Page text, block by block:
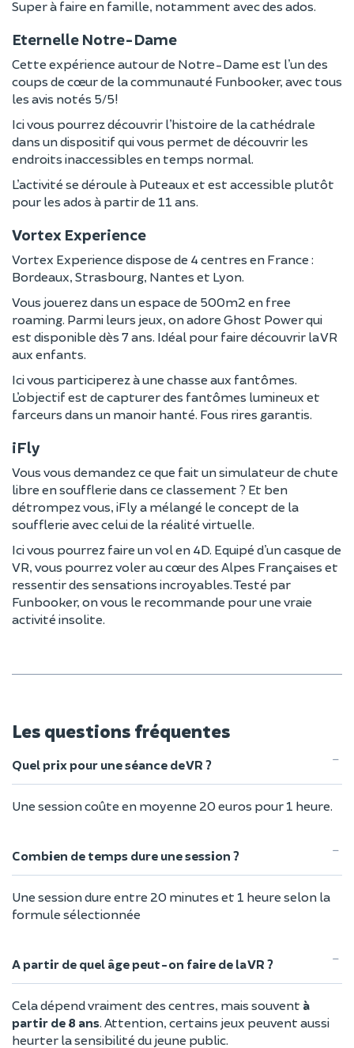
Super à faire en famille, notamment avec des ados.
Eternelle Notre-Dame
Cette expérience autour de Notre-Dame est l’un des
coups de cœur de la communauté Funbooker, avec tous
les avis notés 5/5!
Ici vous pourrez découvrir l’histoire de la cathédrale
dans un dispositif qui vous permet de découvrir les
endroits inaccessibles en temps normal.
L’activité se déroule à Puteaux et est accessible plutôt
pour les ados à partir de 11 ans.
Vortex Experience
Vortex Experience dispose de 4 centres en France :
Bordeaux, Strasbourg, Nantes et Lyon.
Vous jouerez dans un espace de 500m2 en free
roaming. Parmi leurs jeux, on adore Ghost Power qui
est disponible dès 7 ans. Idéal pour faire découvrir la VR
aux enfants.
Ici vous participerez à une chasse aux fantômes.
L’objectif est de capturer des fantômes lumineux et
farceurs dans un manoir hanté. Fous rires garantis.
iFly
Vous vous demandez ce que fait un simulateur de chute
libre en soufflerie dans ce classement ? Et ben
détrompez vous, iFly a mélangé le concept de la
soufflerie avec celui de la réalité virtuelle.
Ici vous pourrez faire un vol en 4D. Equipé d’un casque de
VR, vous pourrez voler au cœur des Alpes Françaises et
ressentir des sensations incroyables. Testé par
Funbooker, on vous le recommande pour une vraie
activité insolite.
Les questions fréquentes
Quel prix pour une séance de VR ?
Une session coûte en moyenne 20 euros pour 1 heure.
Combien de temps dure une session ?
Une session dure entre 20 minutes et 1 heure selon la
formule sélectionnée
A partir de quel âge peut-on faire de la VR ?
Cela dépend vraiment des centres, mais souvent à
partir de 8 ans. Attention, certains jeux peuvent aussi
heurter la sensibilité du jeune public.